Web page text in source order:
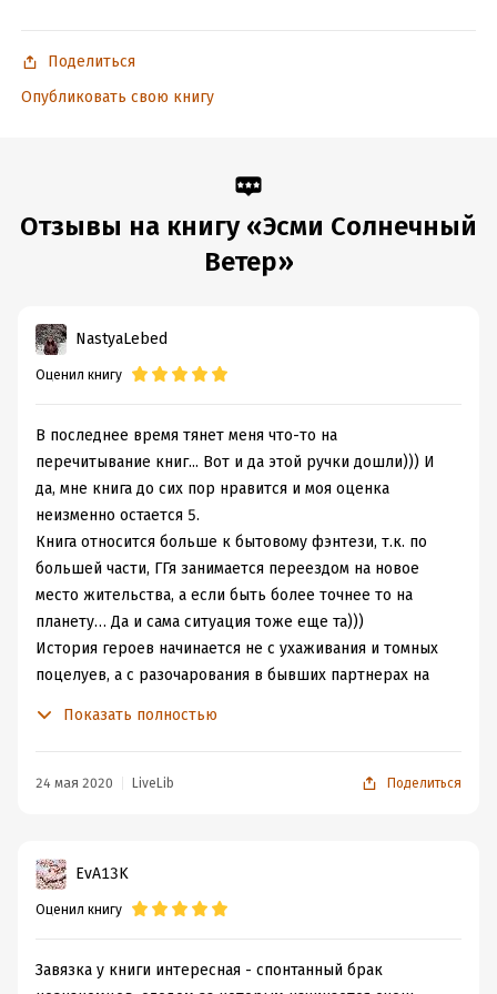
Поделиться
Опубликовать свою книгу
Отзывы на книгу «Эсми Солнечный
Ветер»
NastyaLebed
Оценил книгу
В последнее время тянет меня что-то на
перечитывание книг... Вот и да этой ручки дошли))) И
да, мне книга до сих пор нравится и моя оценка
неизменно остается 5.
Книга относится больше к бытовому фэнтези, т.к. по
большей части, ГГя занимается переездом на новое
место жительства, а если быть более точнее то на
планету… Да и сама ситуация тоже еще та)))
История героев начинается не с ухаживания и томных
поцелуев, а с разочарования в бывших партнерах на
они не были столь уж беспечны как можно было
мыслит героиня и как она ко всему подходит, можно
сразу сказать, что может толика беспечности и
бунтарства там и была, однако и оценить кто перед ней
которая все время общается с людьми в силу своей
Показать полностью
24 мая 2020 LiveLib Поделиться
EvA13K
Оценил книгу
Завязка у книги интересная - спонтанный брак